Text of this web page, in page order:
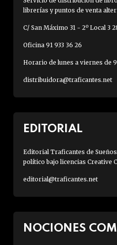
librerías y puntos de venta
C/ San Máximo 31 - 2º Local 3
Oficina 91 933 36 26
Horario de lunes a viernes de 9
distribuidora@traficantes.net
EDITORIAL
Editorial Traficantes de
político bajo licencias Creative
editorial@traficantes.net
NOCIONES